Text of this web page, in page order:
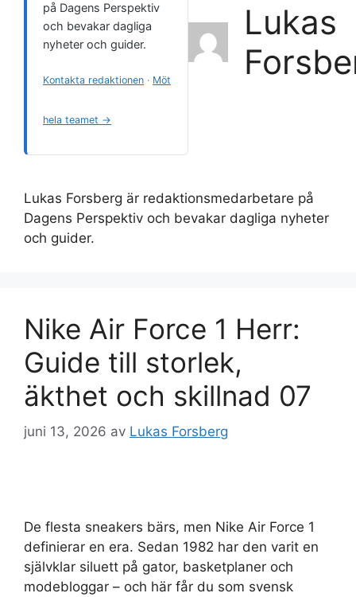
på Dagens Perspektiv
och bevakar dagliga
nyheter och guider.
Kontakta redaktionen · Möt
hela teamet →
Lukas
Lukas Forsberg är redaktionsmedarbetare på
Dagens Perspektiv och bevakar dagliga nyheter
och guider.
Nike Air Force 1 Herr:
Guide till storlek,
äkthet och skillnad 07
juni 13, 2026 av Lukas Forsberg
De flesta sneakers bärs, men Nike Air Force 1
definierar en era. Sedan 1982 har den varit en
självklar siluett på gator, basketplaner och
modebloggar – och här får du som svensk